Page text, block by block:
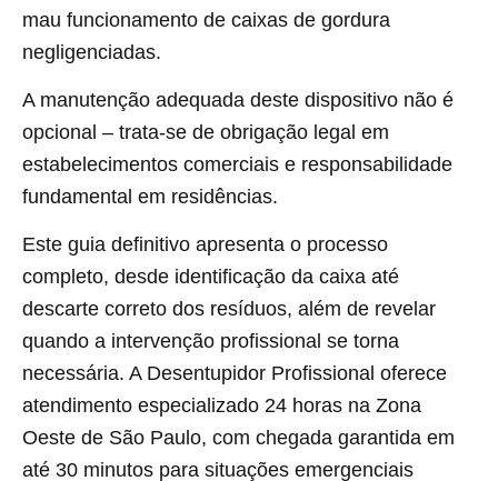
mau funcionamento de caixas de gordura
negligenciadas.
A manutenção adequada deste dispositivo não é
opcional – trata-se de obrigação legal em
estabelecimentos comerciais e responsabilidade
fundamental em residências.
Este guia definitivo apresenta o processo
completo, desde identificação da caixa até
descarte correto dos resíduos, além de revelar
quando a intervenção profissional se torna
necessária. A Desentupidor Profissional oferece
atendimento especializado 24 horas na Zona
Oeste de São Paulo, com chegada garantida em
até 30 minutos para situações emergenciais